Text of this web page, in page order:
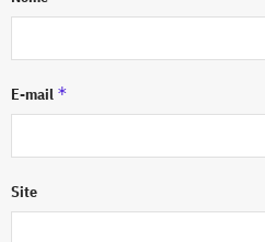
E-mail *
Site